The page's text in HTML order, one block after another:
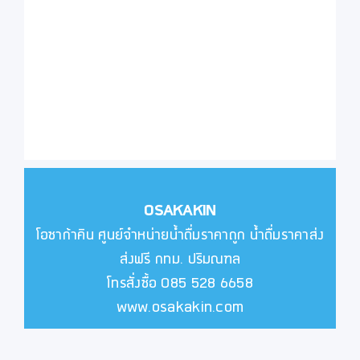
OSAKAKIN
โอซาก้าคิน ศูนย์จำหน่ายน้ำดื่มราคาถูก น้ำดื่มราคาส่ง
ส่งฟรี กทม. ปริมณฑล
โทรสั่งซื้อ 085 528 6658
www.osakakin.com